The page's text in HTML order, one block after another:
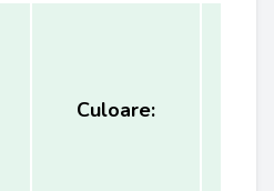
Culoare: